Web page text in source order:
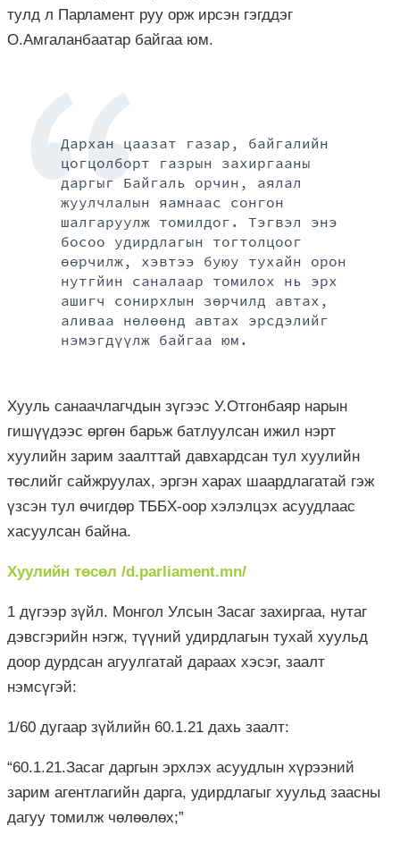
тулд л Парламент руу орж ирсэн гэгддэг
О.Амгаланбаатар байгаа юм.
Дархан цаазат газар, байгалийн
цогцолборт газрын захиргааны
даргыг Байгаль орчин, аялал
жуулчлалын яамнаас сонгон
шалгаруулж томилдог. Тэгвэл энэ
босоо удирдлагын тогтолцоог
өөрчилж, хэвтээ буюу тухайн орон
нутгйин саналаар томилох нь эрх
ашигч сонирхлын зөрчилд автах,
аливаа нөлөөнд автах эрсдэлийг
нэмэгдүүлж байгаа юм.
Хууль санаачлагчдын зүгээс У.Отгонбаяр нарын
гишүүдээс өргөн барьж батлуулсан ижил нэрт
хуулийн зарим заалттай давхардсан тул хуулийн
төслийг сайжруулах, эргэн харах шаардлагатай гэж
үзсэн тул өчигдөр ТББХ-оор хэлэлцэх асуудлаас
хасуулсан байна.
Хуулийн төсөл /d.parliament.mn/
1 дүгээр зүйл. Монгол Улсын Засаг захиргаа, нутаг
дэвсгэрийн нэгж, түүний удирдлагын тухай хуульд
доор дурдсан агуулгатай дараах хэсэг, заалт
нэмсүгэй:
1/60 дугаар зүйлийн 60.1.21 дахь заалт:
“60.1.21.Засаг даргын эрхлэх асуудлын хүрээний
зарим агентлагийн дарга, удирдлагыг хуульд заасны
дагуу томилж чөлөөлөх;”